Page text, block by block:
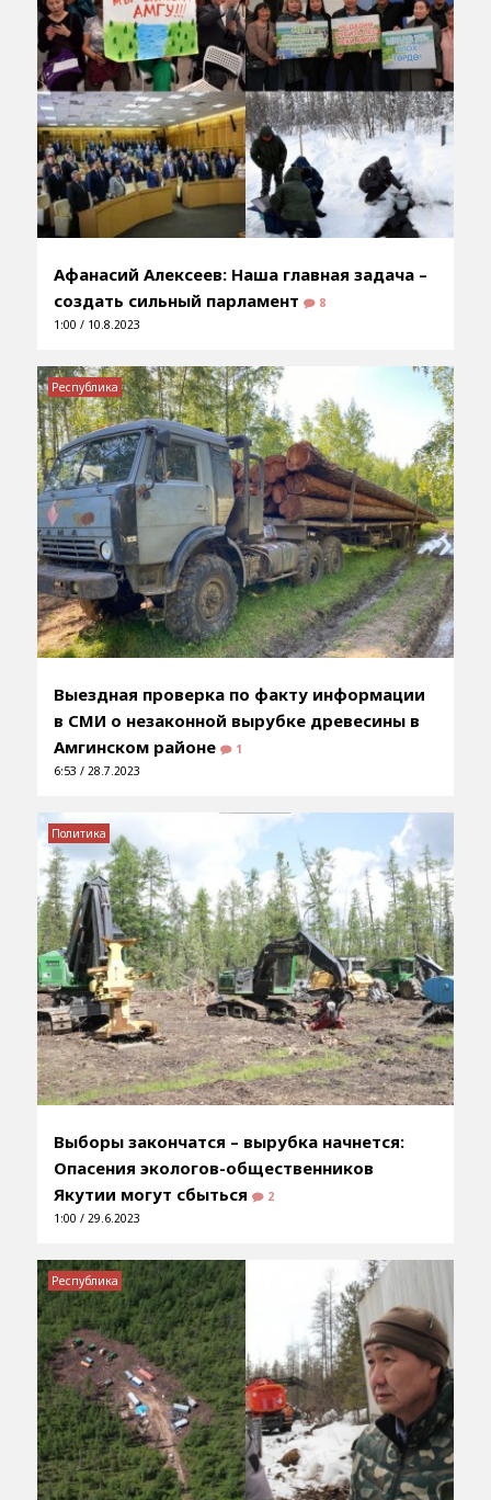
Афанасий Алексеев: Наша главная задача –
создать сильный парламент
8
1:00 / 10.8.2023
Выездная проверка по факту информации
в СМИ о незаконной вырубке древесины в
Амгинском районе
1
6:53 / 28.7.2023
Республика
Выборы закончатся – вырубка начнется:
Опасения экологов-общественников
Якутии могут сбыться
2
1:00 / 29.6.2023
Политика
Республика